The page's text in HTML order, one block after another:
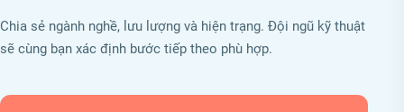
Chia sẻ ngành nghề, lưu lượng và hiện trạng. Đội ngũ kỹ thuật
sẽ cùng bạn xác định bước tiếp theo phù hợp.